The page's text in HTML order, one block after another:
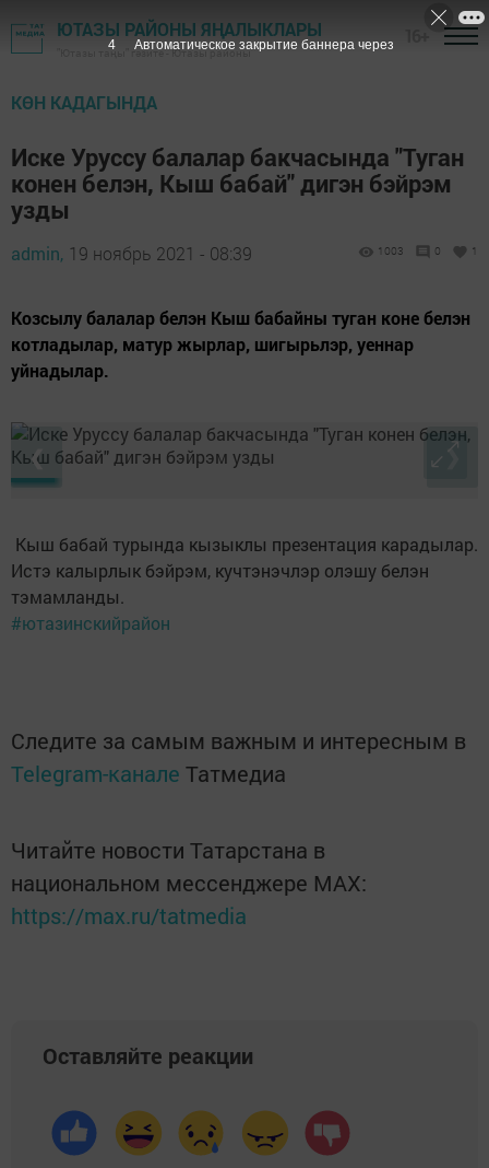
ЮТАЗЫ РАЙОНЫ ЯҢАЛЫКЛАРЫ
"Ютазы таңы" гәзите - Ютазы районы
КӨН КАДАГЫНДА
Иске Уруссу балалар бакчасында "Туган
конен белэн, Кыш бабай" дигэн бэйрэм
узды
admin, 19 ноябрь 2021 - 08:39 1003 0 1
Козсылу балалар белэн Кыш бабайны туган коне белэн
котладылар, матур жырлар, шигырьлэр, уеннар
уйнадылар.
❮ ❯
Кыш бабай турында кызыклы презентация карадылар.
Истэ калырлык бэйрэм, кучтэнэчлэр олэшу белэн
тэмамланды.
#ютазинскийрайон
Следите за самым важным и интересным в
Telegram-канале Татмедиа
Читайте новости Татарстана в
национальном мессенджере MАХ:
https://max.ru/tatmedia
Оставляйте реакции
3 Автоматическое закрытие баннера через